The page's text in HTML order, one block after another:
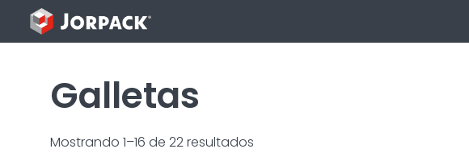
Saltar
contenido
Galletas
Mostrando 1–16 de 22 resultados